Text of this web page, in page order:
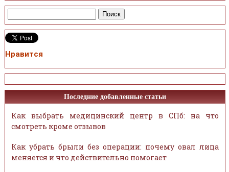
Нравится
Последние добавленные статьи
Как выбрать медицинский центр в СПб: на что
смотреть кроме отзывов
Как убрать брыли без операции: почему овал лица
меняется и что действительно помогает